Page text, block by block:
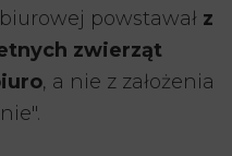
powstawał z
zwierząt
, a nie z założenia